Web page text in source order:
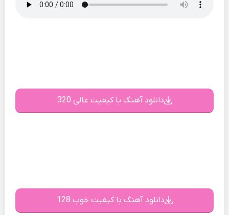
دانلود آهنگ با کیفیت عالی 320
دانلود آهنگ با کیفیت خوب 128